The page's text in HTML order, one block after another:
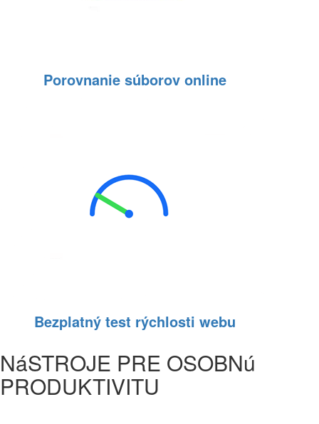
Porovnanie súborov online
Bezplatný test rýchlosti webu
NáSTROJE PRE OSOBNú
PRODUKTIVITU